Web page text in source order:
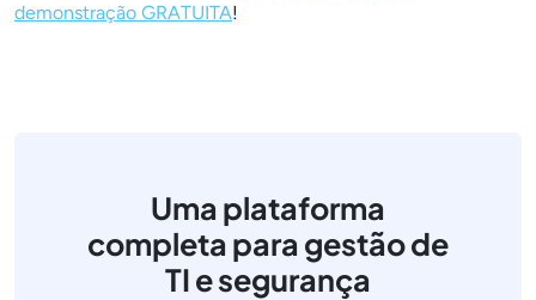
demonstração GRATUITA!
Uma plataforma
completa para gestão de
TI e segurança